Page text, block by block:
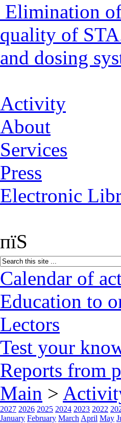
Elimination
quality of
and dosing
Activity
About
Services
Press
Electronic
пїЅ
Calendar of
Education to
Lectors
Test your
Reports from
Main >
2027 2026 2025 2024 2023 2022
January February March April May